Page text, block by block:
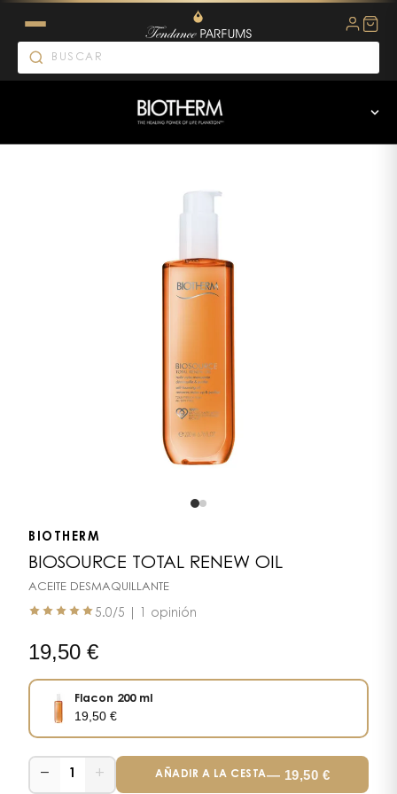
BIOTHERM
BIOSOURCE TOTAL RENEW OIL
ACEITE DESMAQUILLANTE
5.0/5 | 1 opinión
19,50 €
Flacon 200 ml
19,50€
− 1 + AÑADIR A LA CESTA— 19,50 €